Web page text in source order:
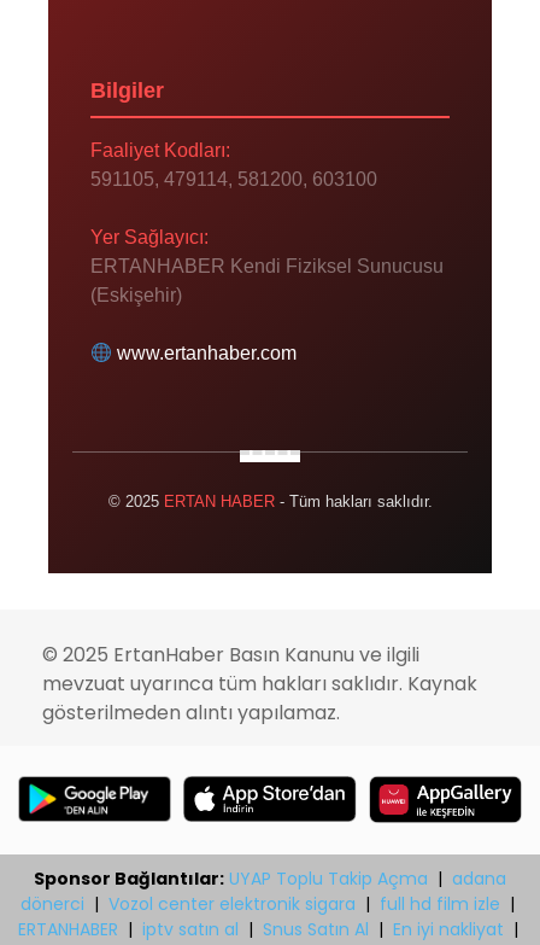
Bilgiler
Faaliyet Kodları:
591105, 479114, 581200, 603100
Yer Sağlayıcı:
ERTANHABER Kendi Fiziksel Sunucusu
(Eskişehir)
www.ertanhaber.com
© 2025 ERTAN HABER- Tüm hakları saklıdır.
© 2025 ErtanHaber Basın Kanunu ve ilgili
mevzuat uyarınca tüm hakları saklıdır. Kaynak
gösterilmeden alıntı yapılamaz.
Sponsor Bağlantılar: UYAP Toplu Takip Açma | adana
dönerci | Vozol center elektronik sigara | full hd film izle |
ERTANHABER | iptv satın al | Snus Satın Al | En iyi nakliyat |